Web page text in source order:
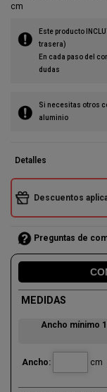
cm
Este producto
trasera)
En cada paso del
dudas
Si necesitas otros
aluminio
Detalles
Descuentos
Preguntas de
MEDIDAS
Ancho mínimo
Ancho: cm